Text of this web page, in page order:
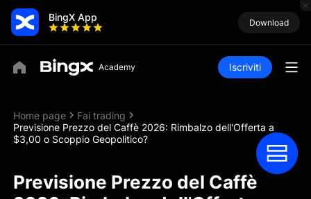
BingX App Download
Iscriviti
Home page
Fai trading
Previsione Prezzo del Caffè 2026: Rimbalzo dell'Offerta a
$3,00 o Scoppio Geopolitico?
Previsione Prezzo del Caffè